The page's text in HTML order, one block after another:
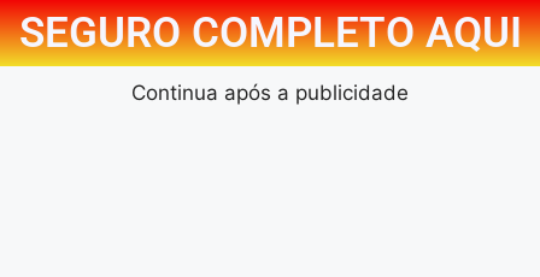
SEGURO COMPLETO AQUI
Continua após a publicidade